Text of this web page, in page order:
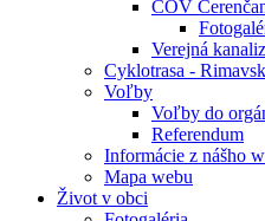
ČOV
Verejná
Cyklotrasa -
Voľby
Voľby do
Referendum
Informácie z nášho
Mapa webu
Život v obci